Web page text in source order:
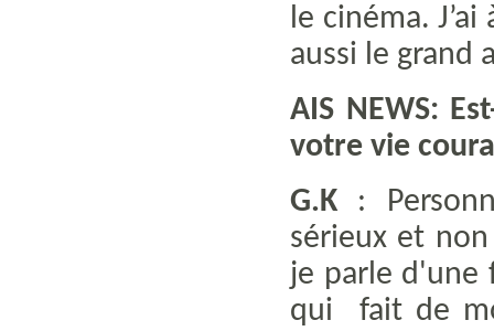
le cinéma.
aussi le grand
AIS NEWS:
votre vie
G.K :
sérieux et
je parle d'une
qui fait de